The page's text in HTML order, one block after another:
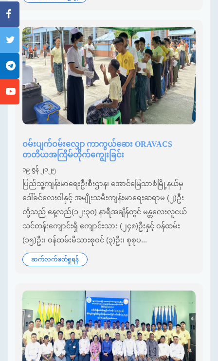
ဝမ်းပျက်ဝမ်းလျှော ကာကွယ်ဆေး ORAVACS
တတိယအကြိမ်တိုက်ကျွေးခြင်း
၁၉ ဇွန် ၂၀၂၅
ပြည်သူ့ကျန်းမာရေးဦးစီးဌာန၊ အောင်မြေသာစံမြို့နယ်မှ
ဒေါ်ခင်လေးဝါနှင့် အမျိုးသမီးကျန်းမာရေးဆရာမ (၂)ဦး
တို့သည် နေ့လည်(၁၂း၃၀) နာရီအချိန်တွင် မန္တလေးလူငယ်
သင်တန်းကျောင်းရှိ ကျောင်းသား (၂၄၈)ဦးနှင့် ဝန်ထမ်း
(၁၅)ဦး၊ ဝန်ထမ်းမိသားစုဝင် (၃)ဦး၊ စုစုပ...
ဆက်လက်ဖတ်ရှုရန်